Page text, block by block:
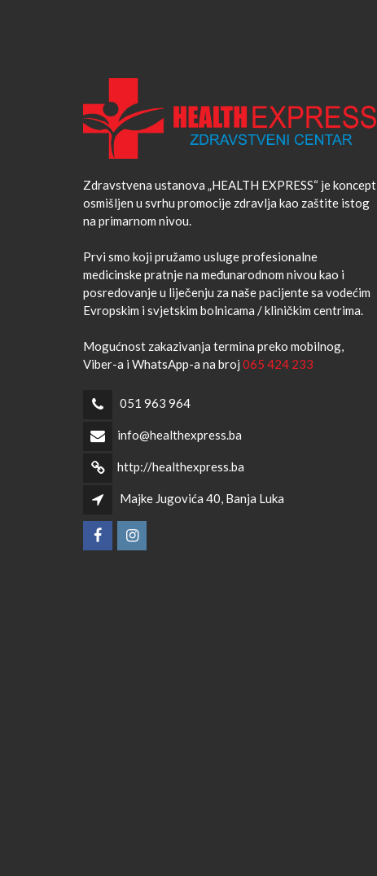
Zdravstvena ustanova „HEALTH EXPRESS“ je koncept
osmišljen u svrhu promocije zdravlja kao zaštite istog
na primarnom nivou.
Prvi smo koji pružamo usluge profesionalne
medicinske pratnje na međunarodnom nivou kao i
posredovanje u liječenju za naše pacijente sa vodećim
Evropskim i svjetskim bolnicama / kliničkim centrima.
Mogućnost zakazivanja termina preko mobilnog,
Viber-a i WhatsApp-a na broj 065 424 233
051 963 964
info@healthexpress.ba
http://healthexpress.ba
Majke Jugovića 40, Banja Luka